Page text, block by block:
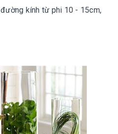
đường kính từ phi 10 - 15cm,